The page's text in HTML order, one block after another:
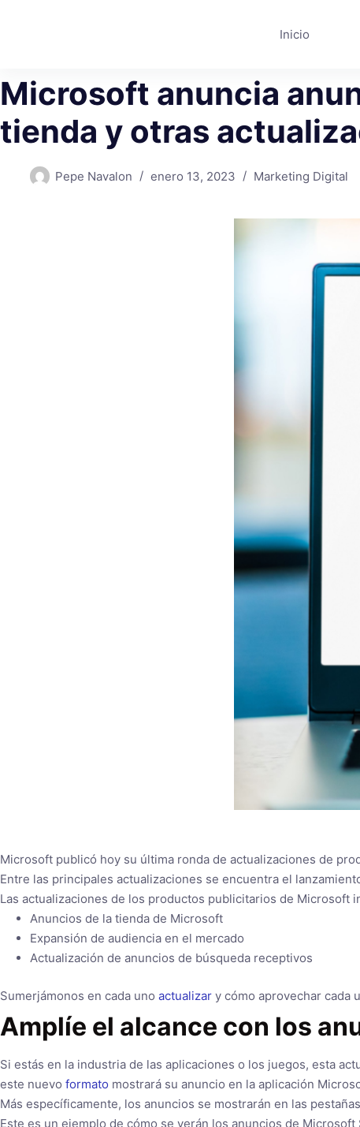
Inicio
Microsoft anuncia
tienda y otras
Pepe Navalon enero 13, 2023 Marketing Digital
Microsoft publicó hoy su última ronda de actualizaciones de
Entre las principales actualizaciones se encuentra el
Las actualizaciones de los productos publicitarios de Microsoft
Anuncios de la tienda de Microsoft
Expansión de audiencia en el mercado
Actualización de anuncios de búsqueda receptivos
Sumerjámonos en cada uno actualizar y cómo aprovechar cada
Amplíe el alcance con los
Si estás en la industria de las aplicaciones o los juegos, esta
este nuevo formato mostrará su anuncio en la aplicación
Más específicamente, los anuncios se mostrarán en las
Este es un ejemplo de cómo se verán los anuncios de Microsoft